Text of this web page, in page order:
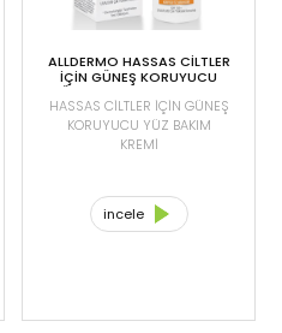
ALLDERMO HASSAS CİLTLER
İÇİN GÜNEŞ KORUYUCU
YÜZ BAKIM KREMİ SPF 50+
UVA /UVB 50 ML
HASSAS CİLTLER İÇİN GÜNEŞ
KORUYUCU YÜZ BAKIM
KREMİ
incele